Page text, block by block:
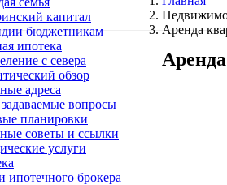
капитал
бюджетникам
ипотека
с севера
обзор
адреса
вопросы
планировки
советы и ссылки
услуги
ипотечного брокера
Аренда